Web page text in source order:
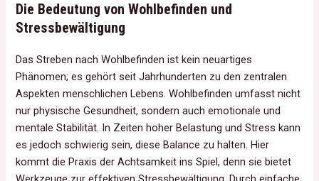
Die Bedeutung von Wohlbefinden und
Stressbewältigung
Das Streben nach Wohlbefinden ist kein neuartiges
Phänomen; es gehört seit Jahrhunderten zu den zentralen
Aspekten menschlichen Lebens. Wohlbefinden umfasst nicht
nur physische Gesundheit, sondern auch emotionale und
mentale Stabilität. In Zeiten hoher Belastung und Stress kann
es jedoch schwierig sein, diese Balance zu halten. Hier
kommt die Praxis der Achtsamkeit ins Spiel, denn sie bietet